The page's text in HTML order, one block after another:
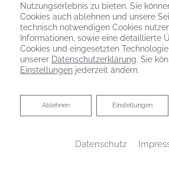
Gewerbliche
Sanitäranlagen
grundlegend anhand der
Nutzungserlebnis zu bieten. Sie
Cookies auch ablehnen und unsere
technisch notwendigen Cookies
Informationen, sowie eine detaillierte
Cookies und eingesetzten
unserer Datenschutzerklärung. Sie
Einstellungen jederzeit ändern.
Einstellungen
Ablehnen
Ablehnen
Datenschutz